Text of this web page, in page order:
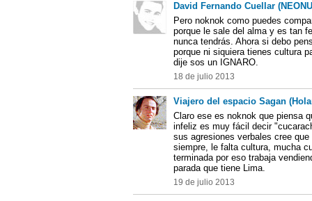
David Fernando Cuellar
Pero noknok como puedes
porque le sale del alma y es tan
nunca tendrás. Ahora si debo
porque ni siquiera tienes cultura
dije sos un IGNARO.
18 de julio 2013
Viajero del espacio Sagan
Claro ese es noknok que piensa
infeliz es muy fácil decir
sus agresiones verbales cree
siempre, le falta cultura, mucha
terminada por eso trabaja
parada que tiene Lima.
19 de julio 2013